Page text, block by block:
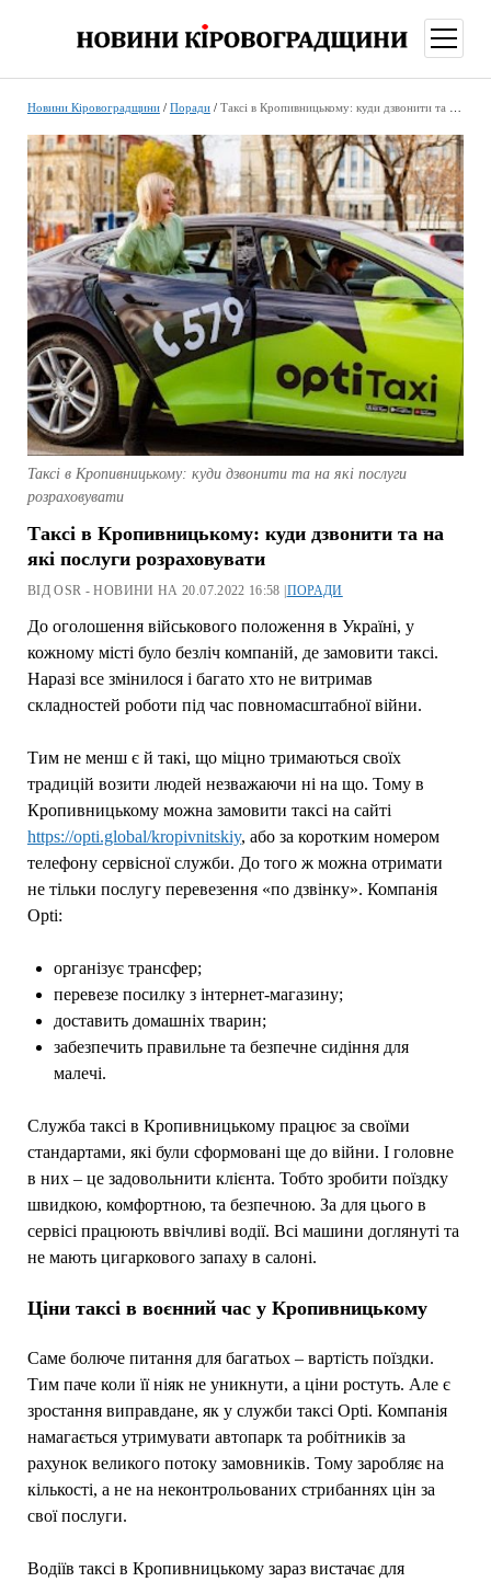
меню
Новини Кіровоградщини/ Поради/ Таксі в Кропивницькому: куди дзвонити та на які послуги розраховувати
Таксі в Кропивницькому: куди дзвонити та на які послуги
розраховувати
Таксі в Кропивницькому: куди дзвонити та на
які послуги розраховувати
ВІД OSR - НОВИНИ НА 20.07.2022 16:58 |ПОРАДИ
До оголошення військового положення в Україні, у
кожному місті було безліч компаній, де замовити таксі.
Наразі все змінилося і багато хто не витримав
складностей роботи під час повномасштабної війни.
Тим не менш є й такі, що міцно тримаються своїх
традицій возити людей незважаючи ні на що. Тому в
Кропивницькому можна замовити таксі на сайті
https://opti.global/kropivnitskiy, або за коротким номером
телефону сервісної служби. До того ж можна отримати
не тільки послугу перевезення «по дзвінку». Компанія
Opti:
організує трансфер;
перевезе посилку з інтернет-магазину;
доставить домашніх тварин;
забезпечить правильне та безпечне сидіння для
малечі.
Служба таксі в Кропивницькому працює за своїми
стандартами, які були сформовані ще до війни. І головне
в них – це задовольнити клієнта. Тобто зробити поїздку
швидкою, комфортною, та безпечною. За для цього в
сервісі працюють ввічливі водії. Всі машини доглянуті та
не мають цигаркового запаху в салоні.
Ціни таксі в воєнний час у Кропивницькому
Саме болюче питання для багатьох – вартість поїздки.
Тим паче коли її ніяк не уникнути, а ціни ростуть. Але є
зростання виправдане, як у служби таксі Opti. Компанія
намагається утримувати автопарк та робітників за
рахунок великого потоку замовників. Тому заробляє на
кількості, а не на неконтрольованих стрибаннях цін за
свої послуги.
Водіїв таксі в Кропивницькому зараз вистачає для